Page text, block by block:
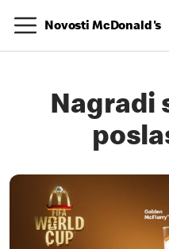
Novosti McDonald's
Nagradi